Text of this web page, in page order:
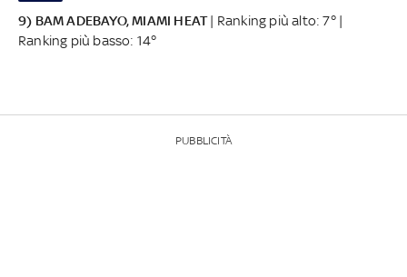
9) BAM ADEBAYO, MIAMI HEAT| Ranking più alto: 7° |
Ranking più basso: 14°
PUBBLICITÀ